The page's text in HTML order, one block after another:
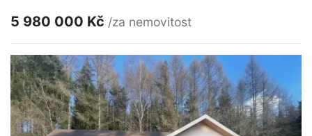
5 980 000 Kč /za nemovitost